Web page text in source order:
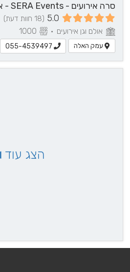
5.0 (18 חוות דעת)
אולם וגן אירועים •
עמק האלה 055-4539497
הצג עוד